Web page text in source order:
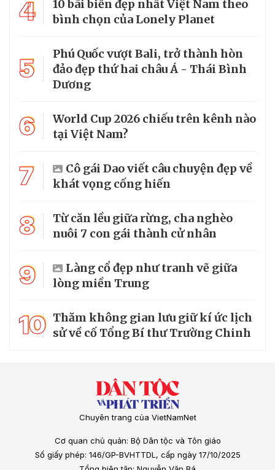
4
10 bãi biển đẹp nhất Việt Nam theo
bình chọn của Lonely Planet
5
Phú Quốc vượt Bali, trở thành hòn
đảo đẹp thứ hai châu Á - Thái Bình
Dương
6
World Cup 2026 chiếu trên kênh nào
tại Việt Nam?
7
Cô gái Dao viết câu chuyện đẹp về
khát vọng cống hiến
8
Từ căn lều giữa rừng, cha nghèo
nuôi 7 con gái thành cử nhân
9
Làng cổ đẹp như tranh vẽ giữa
lòng miền Trung
10 Thăm không gian lưu giữ kí ức lịch
sử về cố Tổng Bí thư Trường Chinh
Chuyên trang của VietNamNet
Cơ quan chủ quản: Bộ Dân tộc và Tôn giáo
Số giấy phép: 146/GP-BVHTTDL, cấp ngày 17/10/2025